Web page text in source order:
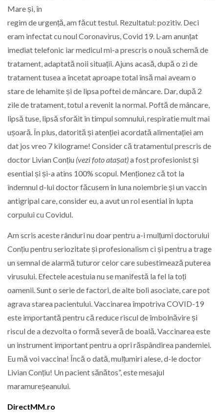
Mare și, în
regim de urgență, am făcut testul. Rezultatul: pozitiv. Deci
eram infectat cu noul Coronavirus, Covid 19. L-am anunțat
imediat telefonic iar medicul mi-a prescris o nouă schemă de
tratament, adaptată noii situații. Ajuns acasă, după o zi de
tratament tusea a încetat aproape total însă mai aveam o
stare de lehamite și de lipsa poftei de mâncare. Dar, după 2
zile de tratament, totul a revenit la normal. Poftă de mâncare,
lipsă tuse, lipsă sforăit în timpul somnului, respiratie mult mai
ușoară. În plus, datorită și atenției acordată alimentației am
dat jos vreo 7 kilograme! Consider că tratamentul prescris de
doctor Livian Conțiu (vezi foto atașat)a fost profesionist și
esential și și-a atins 100% scopul. Menționez că tot la
îndemnul d-lui doctor făcusem în luna noiembrie și un vaccin
antigripal care, consider eu, a avut un rol esential în lupta
corpului cu Covidul.
Am scris aceste rânduri nu doar pentru a-i mulțumi doctorului
Conțiu pentru seriozitate și profesionalism ci și pentru a trage
un semnal de alarmă tuturor celor care subestimează puterea
virusului. Efectele acestuia nu se manifestă la fel la toți
oamenii. Sunt o serie de factori, de alte boli asociate, care pot
agrava starea pacientului. Vaccinarea împotriva COVID-19
este importantă pentru că reduce riscul de îmbolnăvire și
riscul de a dezvolta o formă severă de boală. Vaccinarea este
un instrument important pentru a opri răspândirea pandemiei.
Eu mă voi vaccina! Încă o dată, mulțumiri alese, d-le doctor
Livian Conțiu! Un pacient sănătos”, este mesajul
maramureșeanului.
DirectMM.ro